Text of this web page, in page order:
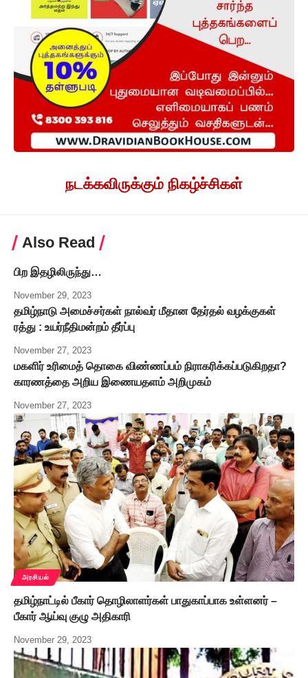
நடக்கவிருக்கும் நிகழ்ச்சிகள்
Also Read
பிற இதழிலிருந்து…
November 29, 2023
தமிழ்நாடு அமைச்சர்கள் நால்வர் மீதான தேர்தல் வழக்குகள்
ரத்து : உயர்நீதிமன்றம் தீர்ப்பு
November 27, 2023
மகளிர் உரிமைத் தொகை விண்ணப்பம் நிராகரிக்கப்படுகிறதா?
காரணத்தை அறிய இணையதளம் அறிமுகம்
November 27, 2023
அரசியல்
தமிழ்நாட்டில் பீகார் தொழிலாளர்கள் பாதுகாப்பாக உள்ளனர் –
பீகார் ஆய்வு குழு அதிகாரி
November 29, 2023